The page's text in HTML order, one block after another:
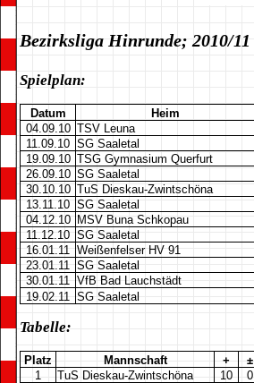
Bezirksliga Hinrunde; 2010/11
Spielplan:
Datum Heim
04.09.10 TSV Leuna
11.09.10 SG Saaletal
19.09.10 TSG Gymnasium Querfurt
26.09.10 SG Saaletal
30.10.10 TuS Dieskau-Zwintschöna
13.11.10 SG Saaletal
04.12.10
MSV Buna Schkopau
11.12.10 SG Saaletal
16.01.11 Weißenfelser HV 91
23.01.11 SG Saaletal
30.01.11 VfB Bad Lauchstädt
19.02.11 SG Saaletal
Tabelle:
Platz Mannschaft + ±
1
TuS Dieskau-Zwintschöna 10 0